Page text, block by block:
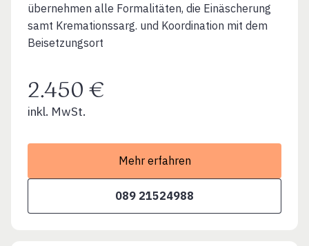
übernehmen alle Formalitäten, die Einäscherung
samt Kremationssarg. und Koordination mit dem
Beisetzungsort
2.450 €
inkl. MwSt.
Mehr erfahren
089 21524988